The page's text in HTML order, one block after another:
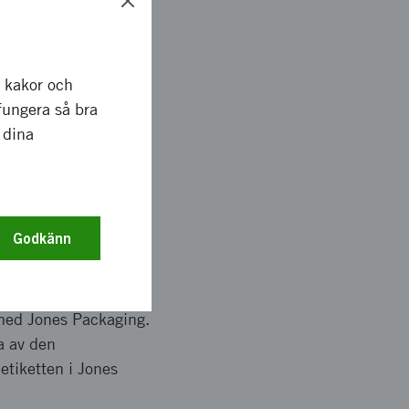
Opensense i
även möjlighet att
som
Jones Packaging.
av den
i Jones
och
så bra
Godkänn